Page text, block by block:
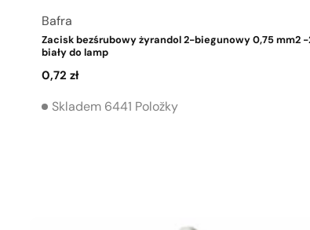
Bafra
Zacisk bezśrubowy żyrandol 2-biegunowy 0,75 mm2 -
biały do ​​lamp
Cena
0,72 zł
Skladem 6441 Položky